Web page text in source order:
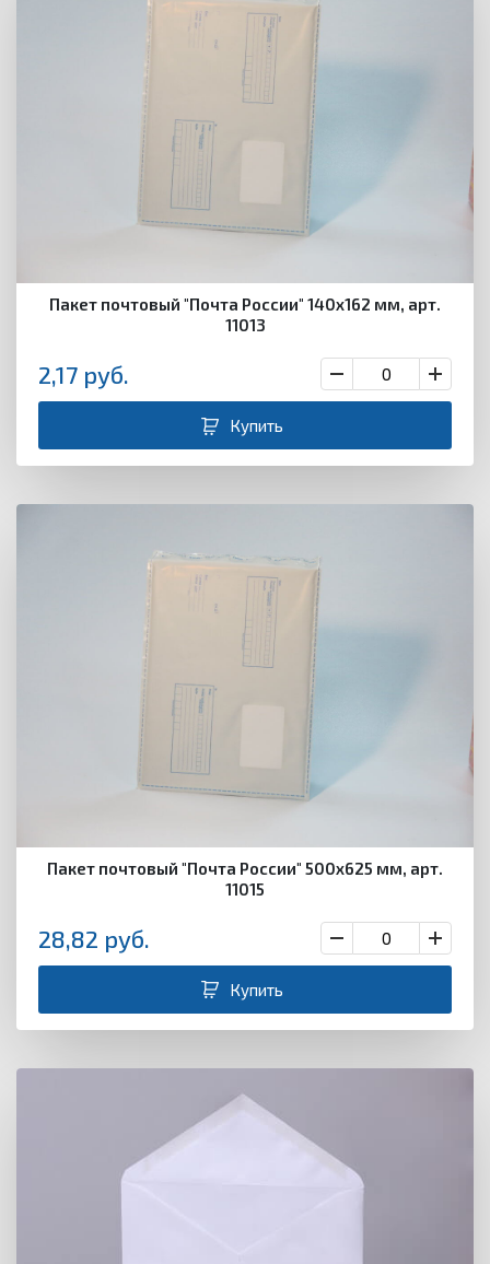
Пакет почтовый "Почта России" 140х162 мм, арт.
11013
2,17 руб.
Купить
Пакет почтовый "Почта России" 500х625 мм, арт.
11015
28,82 руб.
Купить